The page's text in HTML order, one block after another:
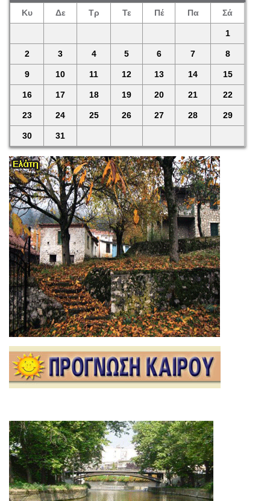
Κυ Δε Τρ Τε Πέ Πα Σά
1
2 3 4 5 6 7 8
9 10 11 12 13 14 15
16 17 18 19 20 21 22
23 24 25 26 27 28 29
30 31